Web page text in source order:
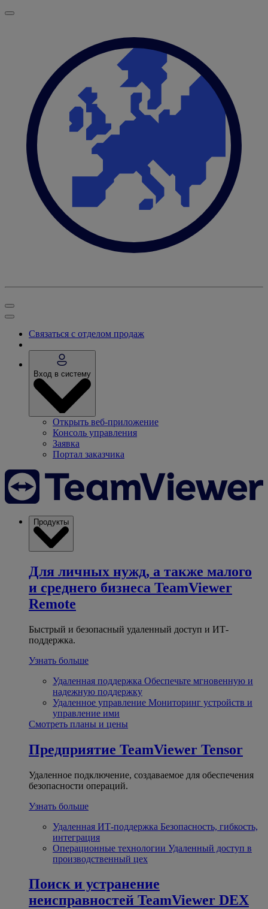
Связаться с отделом продаж
Вход в систему
Открыть веб-приложение
Консоль управления
Заявка
Портал заказчика
Продукты
Для личных нужд, а также малого
и среднего бизнеса TeamViewer
Remote
Быстрый и безопасный удаленный доступ и ИТ-
поддержка.
Узнать больше
Удаленная поддержка Обеспечьте мгновенную и
надежную поддержку
Удаленное управление Мониторинг устройств и
управление ими
Смотреть планы и цены
Предприятие TeamViewer Tensor
Удаленное подключение, создаваемое для обеспечения
безопасности операций.
Узнать больше
Удаленная ИТ-поддержка Безопасность, гибкость,
интеграция
Операционные технологии Удаленный доступ в
производственный цех
Поиск и устранение
неисправностей TeamViewer DEX